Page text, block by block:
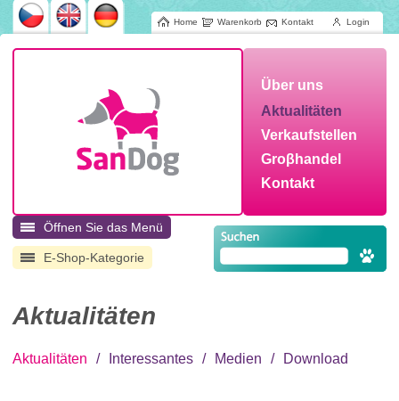
Home Warenkorb Kontakt Login
Über uns
Aktualitäten
Verkaufstellen
Groβhandel
Kontakt
Öffnen Sie das Menü
E-Shop-Kategorie
Aktualitäten
Aktualitäten / Interessantes / Medien / Download